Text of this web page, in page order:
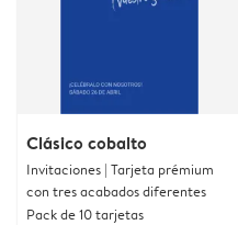
Clásico cobalto
Invitaciones | Tarjeta prémium
con tres acabados diferentes
Pack de 10 tarjetas